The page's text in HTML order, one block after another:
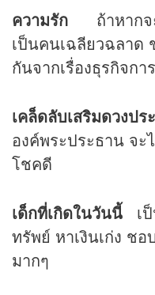
ความรัก ถ้าหากจะ
เป็นคนเฉลียวฉลาด
กันจากเรื่องธุรกิจก
เคล็ดลับเสริมดวงป
องค์พระประธาน จ
โชคดี
เด็กที่เกิดในวันนี้ เ
ทรัพย์ หาเงินเก่ง ช
มากๆ